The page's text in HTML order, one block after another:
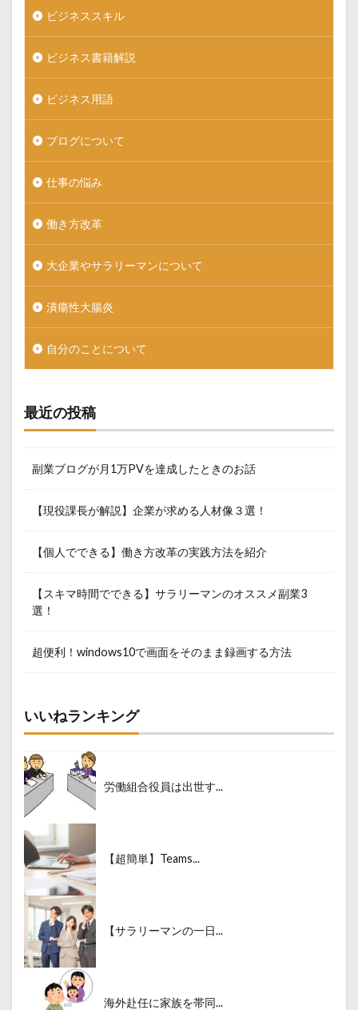
ビジネススキル
ビジネス書籍解説
ビジネス用語
ブログについて
仕事の悩み
働き方改革
大企業やサラリーマンについて
潰瘍性大腸炎
自分のことについて
最近の投稿
副業ブログが月1万PVを達成したときのお話
【現役課長が解説】企業が求める人材像３選！
【個人でできる】働き方改革の実践方法を紹介
【スキマ時間でできる】サラリーマンのオススメ副業3
選！
超便利！windows10で画面をそのまま録画する方法
いいねランキング
労働組合役員は出世す...
【超簡単】Teams...
【サラリーマンの一日...
海外赴任に家族を帯同...